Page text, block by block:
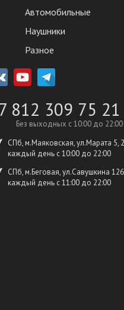
Автомобильные
Наушники
Разное
812 309 75 21
Без выходных с 10:00 до 22:00
СПб, м.Маяковская, ул.Марата 5,
каждый день c 10:00 до 22:00
СПб, м.Беговая, ул.Савушкина
каждый день c 11:00 до 22:00